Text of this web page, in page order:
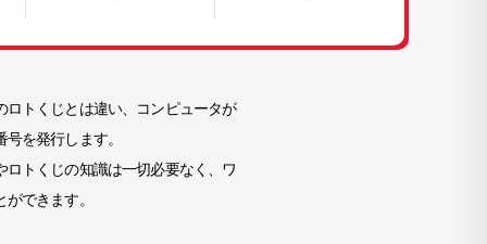
ロトくじとは違い、コンピュータが
を発行します。
ロトくじの知識は一切必要なく、ワ
できます。